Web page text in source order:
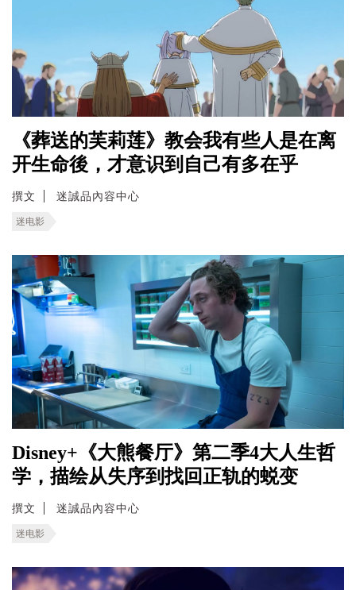
《葬送的芙莉莲》教会我有些人是在离
开生命後，才意识到自己有多在乎
撰文 迷誠品內容中心
迷电影
Disney+《大熊餐厅》第二季4大人生哲
学，描绘从失序到找回正轨的蜕变
撰文 迷誠品內容中心
迷电影